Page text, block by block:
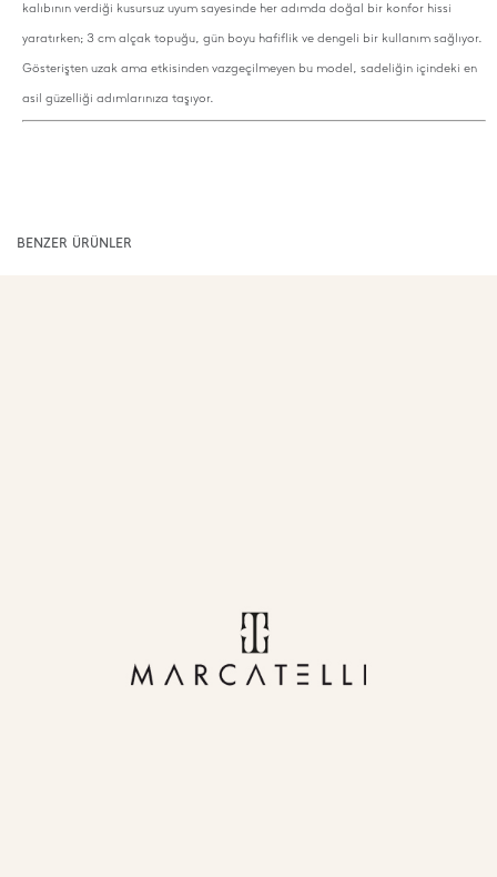
kalıbının verdiği kusursuz uyum sayesinde her adımda doğal bir konfor hissi
yaratırken; 3 cm alçak topuğu, gün boyu hafiflik ve dengeli bir kullanım sağlıyor.
Gösterişten uzak ama etkisinden vazgeçilmeyen bu model, sadeliğin içindeki en
asil güzelliği adımlarınıza taşıyor.
BENZER ÜRÜNLER